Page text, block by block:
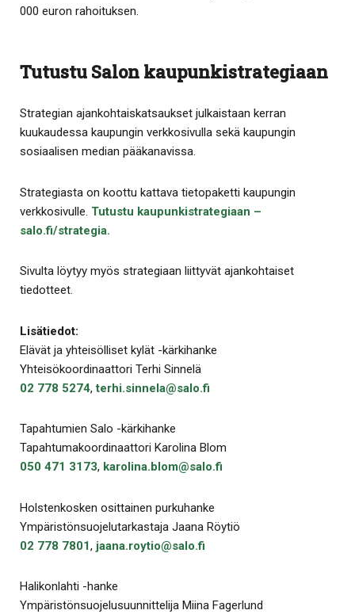
000 euron rahoituksen.
Tutustu Salon kaupunkistrategiaan
Strategian ajankohtaiskatsaukset julkaistaan kerran
kuukaudessa kaupungin verkkosivulla sekä kaupungin
sosiaalisen median pääkanavissa.
Strategiasta on koottu kattava tietopaketti kaupungin
verkkosivulle. Tutustu kaupunkistrategiaan –
salo.fi/strategia.
Sivulta löytyy myös strategiaan liittyvät ajankohtaiset
tiedotteet.
Lisätiedot:
Elävät ja yhteisölliset kylät -kärkihanke
Yhteisökoordinaattori Terhi Sinnelä
02 778 5274,terhi.sinnela@salo.fi
Tapahtumien Salo -kärkihanke
Tapahtumakoordinaattori Karolina Blom
050 471 3173, karolina.blom@salo.fi
Holstenkosken osittainen purkuhanke
Ympäristönsuojelutarkastaja Jaana Röytiö
02 778 7801, jaana.roytio@salo.fi
Halikonlahti -hanke
Ympäristönsuojelusuunnittelija Miina Fagerlund